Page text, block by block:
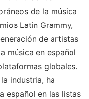
de la música
Latin Grammy,
de artistas
música en español
globales.
industria, ha
español en las listas